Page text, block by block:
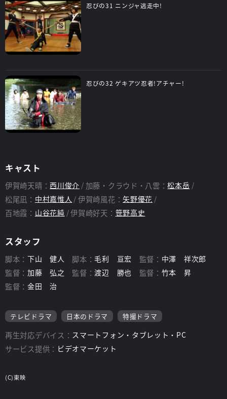
忍びの31 ニンジャ逃走中!
忍びの32 ゲキアツ忍者!アチャー!
キャスト
伊賀崎天晴：西川俊介 加藤・クラウド・八雲：松本岳
松尾凪： 中村嘉惟人 伊賀崎風花：矢野優花
百地霞： 山谷花純 伊賀崎好天： 笹野高史
スタッフ
脚本：下山 健人 脚本： 毛利 亘宏 監督： 中澤 祥次郎
監督：加藤 弘之 監督：渡辺 勝也 監督： 竹本 昇
監督：金田 治
テレビドラマ 日本のドラマ 特撮ドラマ
再生対応デバイス： スマートフォン・タブレット・PC
サービス提供： ビデオマーケット
(C)東映